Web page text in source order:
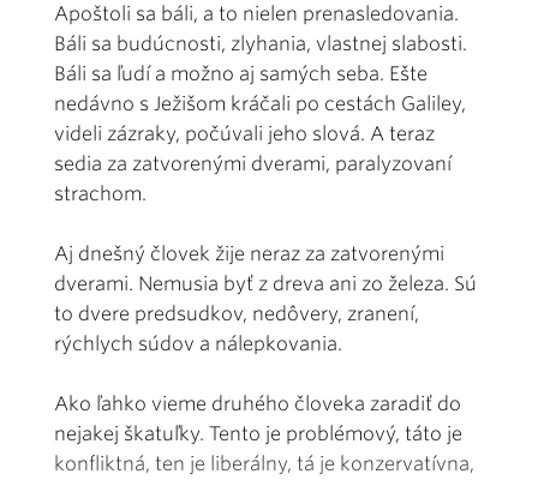
Apoštoli sa báli, a to nielen prenasledovania.
Báli sa budúcnosti, zlyhania, vlastnej slabosti.
Báli sa ľudí a možno aj samých seba. Ešte
nedávno s Ježišom kráčali po cestách Galiley,
videli zázraky, počúvali jeho slová. A teraz
sedia za zatvorenými dverami, paralyzovaní
strachom.
Aj dnešný človek žije neraz za zatvorenými
dverami. Nemusia byť z dreva ani zo železa. Sú
to dvere predsudkov, nedôvery, zranení,
rýchlych súdov a nálepkovania.
Ako ľahko vieme druhého človeka zaradiť do
nejakej škatuľky. Tento je problémový, táto je
konfliktná, ten je liberálny, tá je konzervatívna,